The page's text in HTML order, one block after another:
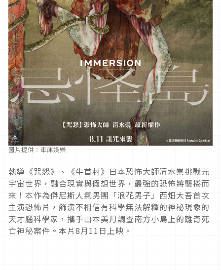
圖片提供：車庫娛樂
執導《咒怨》、《牛首村》日本恐怖大師清水崇挑戰元
宇宙世界，融合現實與假想世界，最強的恐怖將襲捲而
來！本作為傑尼斯人氣男團「浪花男子」西畑大吾首次
主演恐怖片，飾演不相信有科學無法解釋的神秘現象的
天才腦科學家，攜手山本美月調查南方小島上的離奇死
亡神秘案件。本片8月11日上映。